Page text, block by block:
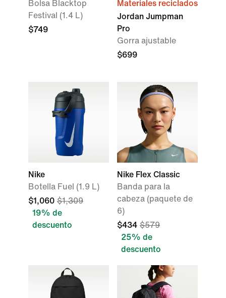
Bolsa Blacktop
Festival (1.4 L)
$749
Materiales reciclados
Jordan Jumpman
Pro
Gorra ajustable
$699
Nike
Botella Fuel (1.9 L)
$1,060 $1,309
19% de
descuento
Nike Flex Classic
Banda para la
cabeza (paquete de
6)
$434 $579
25% de
descuento